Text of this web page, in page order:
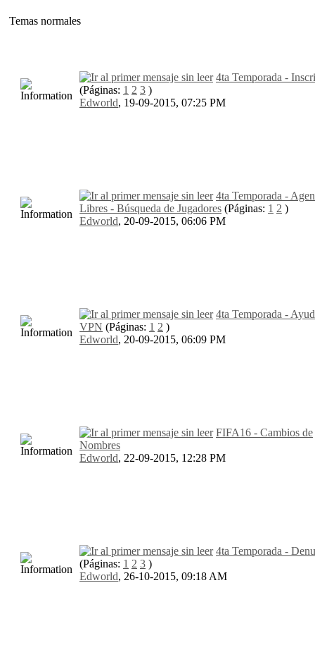
Temas normales
4ta Temporada -
(Páginas: 1 2 3 )
Edworld, 19-09-2015, 07:25 PM
4ta Temporada -
Libres - Búsqueda de Jugadores (Páginas: 1 2 )
Edworld, 20-09-2015, 06:06 PM
4ta Temporada -
VPN (Páginas: 1 2 )
Edworld, 20-09-2015, 06:09 PM
FIFA16 - Cambios de
Nombres
Edworld, 22-09-2015, 12:28 PM
4ta Temporada -
(Páginas: 1 2 3 )
Edworld, 26-10-2015, 09:18 AM